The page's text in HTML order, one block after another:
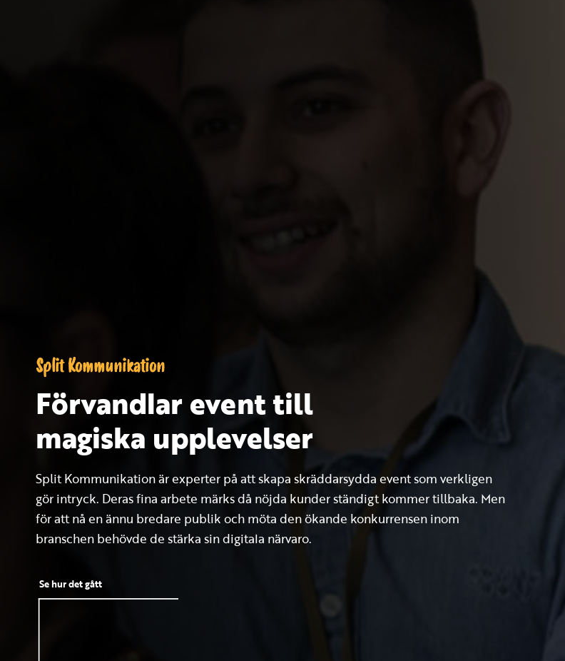
Split Kommunikation
Förvandlar event till
magiska upplevelser
Split Kommunikation är experter på att skapa skräddarsydda event som verkligen
gör intryck. Deras fina arbete märks då nöjda kunder ständigt kommer tillbaka. Men
för att nå en ännu bredare publik och möta den ökande konkurrensen inom
branschen behövde de stärka sin digitala närvaro.
Se hur det gått